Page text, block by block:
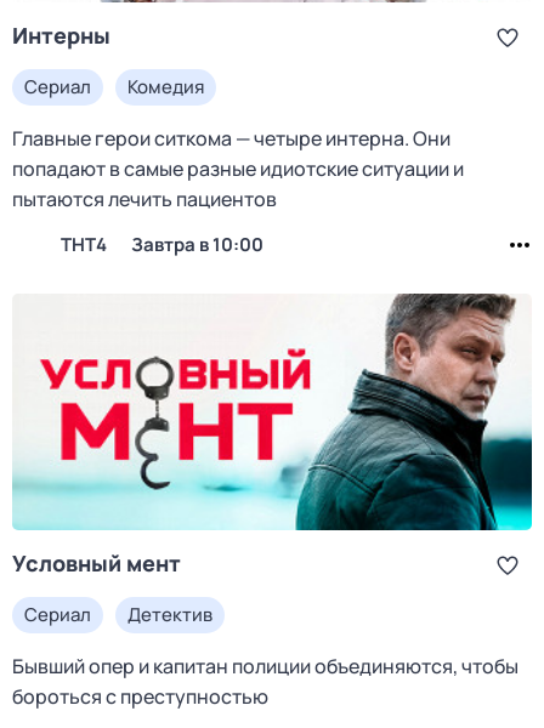
Интерны
Сериал Комедия
Главные герои ситкома — четыре интерна. Они
попадают в самые разные идиотские ситуации и
пытаются лечить пациентов
ТНТ4 Завтра в 10:00
Условный мент
Сериал Детектив
Бывший опер и капитан полиции объединяются, чтобы
бороться с преступностью